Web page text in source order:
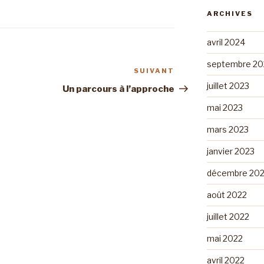
Article
suivant
SUIVANT
Un parcours à l’approche
ARCHIVES
avril 2024
septembre
juillet 2023
mai 2023
mars 2023
janvier 2023
décembre
août 2022
juillet 2022
mai 2022
avril 2022